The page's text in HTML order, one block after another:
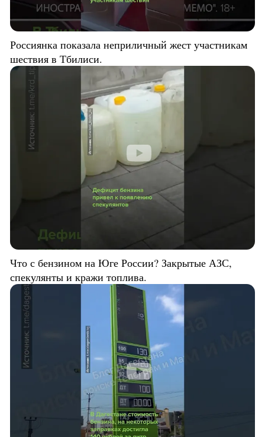
Россиянка показала неприличный жест участникам
шествия в Тбилиси.
Что с бензином на Юге России? Закрытые АЗС,
спекулянты и кражи топлива.